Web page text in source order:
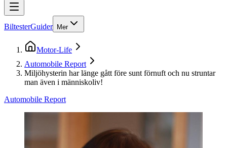
BiltesterGuider Mer
Motor-Life
Automobile Report
Miljöhysterin har länge gått före sunt förnuft och nu struntar
man även i människoliv!
Automobile Report